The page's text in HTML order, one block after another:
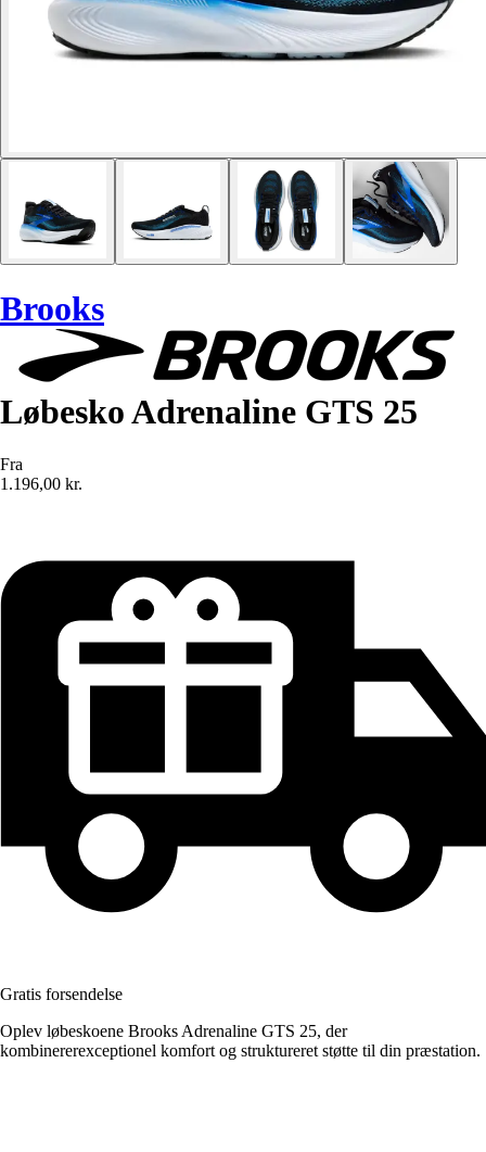
Brooks
Løbesko Adrenaline GTS 25
Fra
1.196,00 kr.
Gratis forsendelse
Oplev løbeskoene Brooks Adrenaline GTS 25, der
kombinererexceptionel komfort og struktureret støtte til din præstation.